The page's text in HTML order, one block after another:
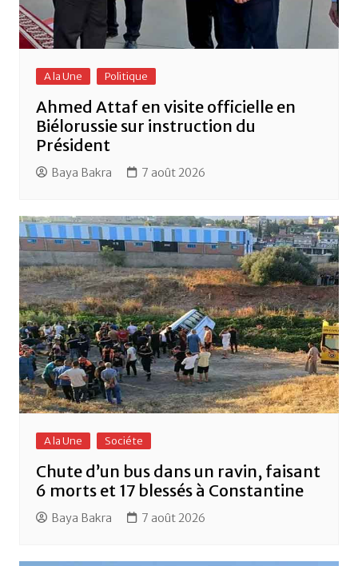
A la Une Politique
Ahmed Attaf en visite officielle en
Biélorussie sur instruction du
Président
Baya Bakra 7 août 2026
A la Une Sociéte
Chute d’un bus dans un ravin, faisant
6 morts et 17 blessés à Constantine
Baya Bakra 7 août 2026